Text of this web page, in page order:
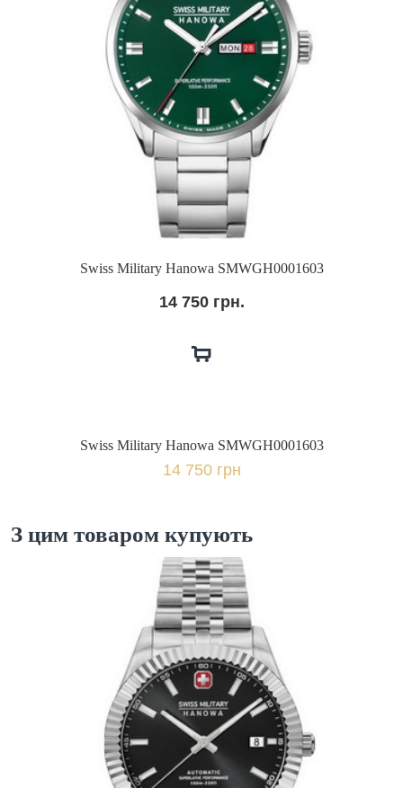
Swiss Military Hanowa SMWGH0001603
14 750 грн.
Swiss Military Hanowa SMWGH0001603
14 750 грн
З цим товаром купують